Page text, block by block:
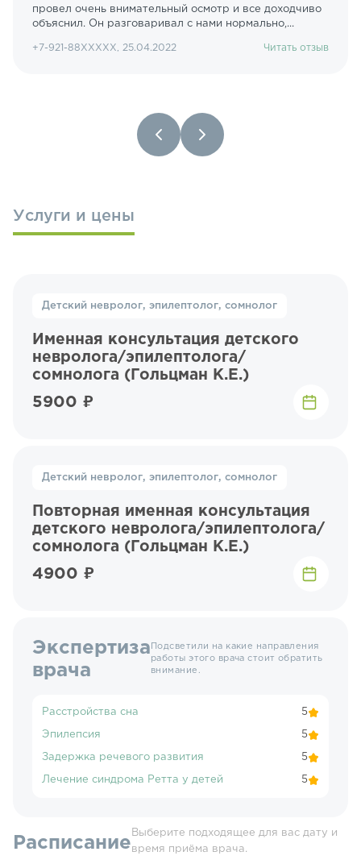
провел очень внимательный осмотр и все доходчиво
объяснил. Он разговаривал с нами нормально,...
+7-921-88XXXXX, 25.04.2022 Читать отзыв
Услуги и цены
Детский невролог, эпилептолог, сомнолог
Именная консультация детского
невролога/эпилептолога/
сомнолога (Гольцман К.Е.)
5900 ₽
Детский невролог, эпилептолог, сомнолог
Повторная именная консультация
детского невролога/эпилептолога/
сомнолога (Гольцман К.Е.)
4900 ₽
Экспертиза
врача
Подсветили на какие направления
работы этого врача стоит обратить
внимание.
Расстройства сна 5
Эпилепсия 5
Задержка речевого развития 5
Лечение синдрома Ретта у детей 5
Расписание
Выберите подходящее для вас дату и
время приёма врача.